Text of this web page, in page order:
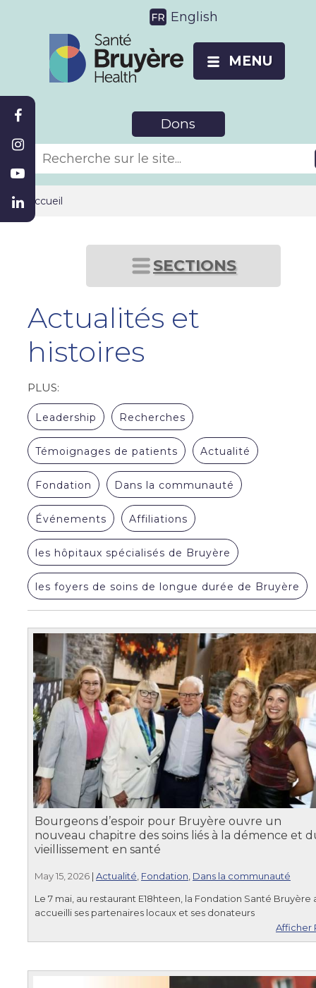
English
MENU
Dons
Accueil
SECTIONS
Actualités et
histoires
PLUS:
Leadership Recherches
Témoignages de patients Actualité
Fondation Dans la communauté
Événements Affiliations
les hôpitaux spécialisés de Bruyère
les foyers de soins de longue durée de Bruyère
Bourgeons d’espoir pour Bruyère ouvre un
nouveau chapitre des soins liés à la démence et
vieillissement en santé
May 15, 2026 | Actualité Fondation Dans la communauté
Le 7 mai, au restaurant E18hteen, la Fondation Santé Bruyère
accueilli ses partenaires locaux et ses donateurs
Afficher